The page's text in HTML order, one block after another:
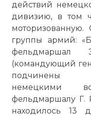
действий
дивизию, в том
группы армий:
(командующий
подчинены
немецкими
фельдмаршалу Г.
находилось 13